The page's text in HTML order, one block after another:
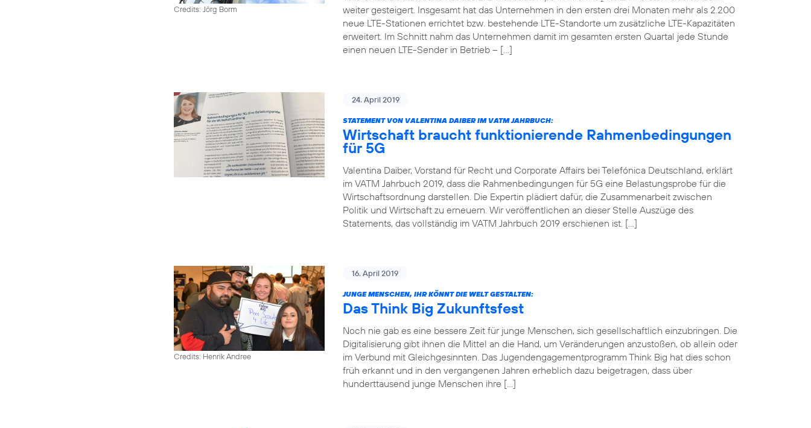
Credits: Jörg Borm
weiter gesteigert. Insgesamt hat das Unternehmen in den ersten drei Monaten mehr als 2.200
neue LTE-Stationen errichtet bzw. bestehende LTE-Standorte um zusätzliche LTE-Kapazitäten
erweitert. Im Schnitt nahm das Unternehmen damit im gesamten ersten Quartal jede Stunde
einen neuen LTE-Sender in Betrieb – […]
24. April 2019
STATEMENT VON VALENTINA DAIBER IM VATM JAHRBUCH:
Wirtschaft braucht funktionierende Rahmenbedingungen
für 5G
Valentina Daiber, Vorstand für Recht und Corporate Affairs bei Telefónica Deutschland, erklärt
im VATM Jahrbuch 2019, dass die Rahmenbedingungen für 5G eine Belastungsprobe für die
Wirtschaftsordnung darstellen. Die Expertin plädiert dafür, die Zusammenarbeit zwischen
Politik und Wirtschaft zu erneuern. Wir veröffentlichen an dieser Stelle Auszüge des
Statements, das vollständig im VATM Jahrbuch 2019 erschienen ist. […]
Credits: Henrik Andree
16. April 2019
JUNGE MENSCHEN, IHR KÖNNT DIE WELT GESTALTEN:
Das Think Big Zukunftsfest
Noch nie gab es eine bessere Zeit für junge Menschen, sich gesellschaftlich einzubringen. Die
Digitalisierung gibt ihnen die Mittel an die Hand, um Veränderungen anzustoßen, ob allein oder
im Verbund mit Gleichgesinnten. Das Jugendengagementprogramm Think Big hat dies schon
früh erkannt und in den vergangenen Jahren erheblich dazu beigetragen, dass über
hunderttausend junge Menschen ihre […]